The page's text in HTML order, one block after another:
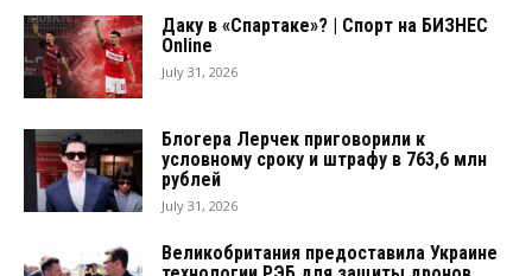
Даку в «Спартаке»? | Спорт на БИЗНЕС
Online
July 31, 2026
Блогера Лерчек приговорили к
условному сроку и штрафу в 763,6 млн
рублей
July 31, 2026
Великобритания предоставила Украине